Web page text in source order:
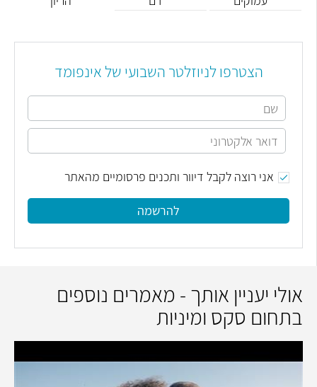
ושטחיים
הצטרפו לניוזלטר השבועי של אינפומד
אני רוצה לקבל דיוור ותכנים פרסומיים מהאתר
להרשמה
אולי יעניין אותך - מאמרים נוספים
בתחום סקס ומיניות